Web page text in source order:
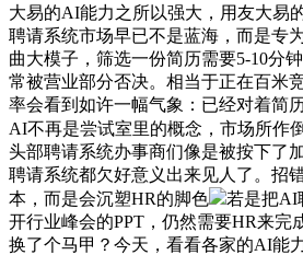
大易的AI能力之所以强大，用友大易
聘请系统市场早已不是蓝海，而是专
曲大模子，筛选一份简历需要5-10分
常被营业部分否决。相当于正在百米
率会看到如许一幅气象：已经对着简
AI不再是尝试室里的概念，市场所作
头部聘请系统办事商们像是被按下了
聘请系统都欠好意义出来见人了。招
本，而是会沉塑HR的脚色
若是把AI
开行业峰会的PPT，仍然需要HR来完
换了个马甲？今天，看看各家的AI能